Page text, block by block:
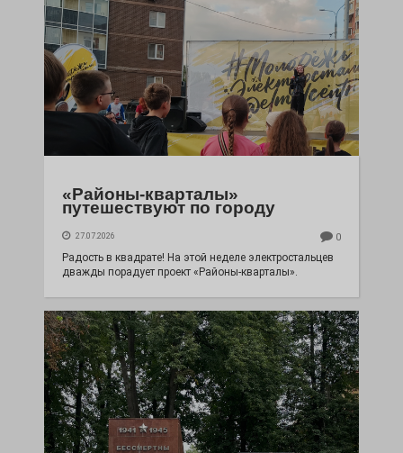
«Районы-кварталы»
путешествуют по городу
27.07.2026 0
Радость в квадрате! На этой неделе электростальцев
дважды порадует проект «Районы-кварталы».